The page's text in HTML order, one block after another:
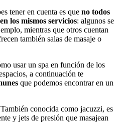
tener en cuenta es que no todos
los mismos servicios: algunos se
mientras que otros cuentan
también salas de masaje o
usar un spa en función de los
a continuación te
que podemos encontrar en un
conocida como jacuzzi, es
y jets de presión que masajean